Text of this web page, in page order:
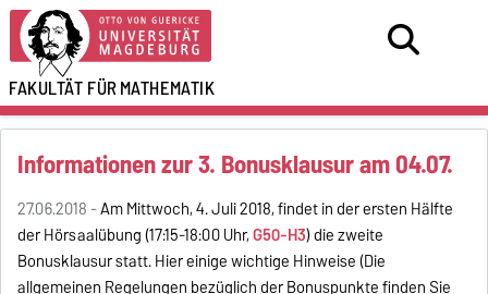
FAKULTÄT FÜRMATHEMATIK
Informationen zur 3. Bonusklausur am 04.07.
27.06.2018 -Am Mittwoch, 4. Juli 2018, findet in der ersten Hälfte
der Hörsaalübung (17:15-18:00 Uhr,G50-H3) die zweite
Bonusklausur statt. Hier einige wichtige Hinweise (Die
allgemeinen Regelungen bezüglich der Bonuspunkte finden Sie